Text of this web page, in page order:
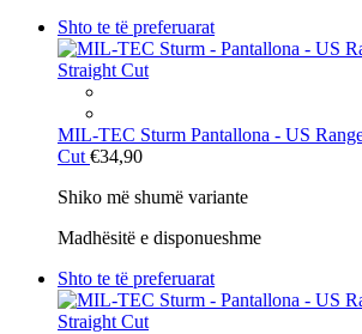
Shto te të preferuarat
MIL-TEC Sturm Pantallona - US
Cut €34,90
Shiko më shumë variante
Madhësitë e disponueshme
Shto te të preferuarat